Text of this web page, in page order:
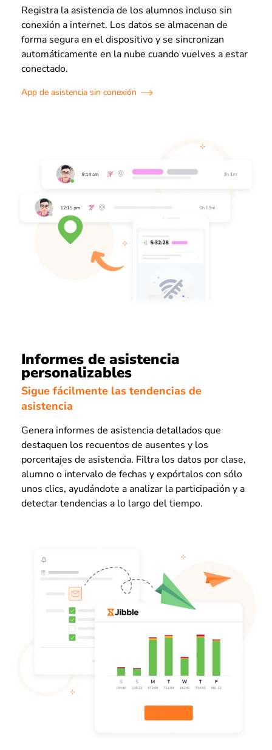
Registra la asistencia de los alumnos incluso sin
conexión a internet. Los datos se almacenan de
forma segura en el dispositivo y se sincronizan
automáticamente en la nube cuando vuelves a estar
conectado.
App de asistencia sin conexión
Informes de asistencia
personalizables
Sigue fácilmente las tendencias de
asistencia
Genera informes de asistencia detallados que
destaquen los recuentos de ausentes y los
porcentajes de asistencia. Filtra los datos por clase,
alumno o intervalo de fechas y expórtalos con sólo
unos clics, ayudándote a analizar la participación y a
detectar tendencias a lo largo del tiempo.